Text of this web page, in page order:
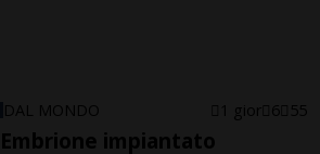
DAL MONDO 1 gior 6 55
Embrione impiantato